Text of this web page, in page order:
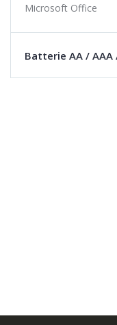
Microsoft Office
Batterie AA / AAA